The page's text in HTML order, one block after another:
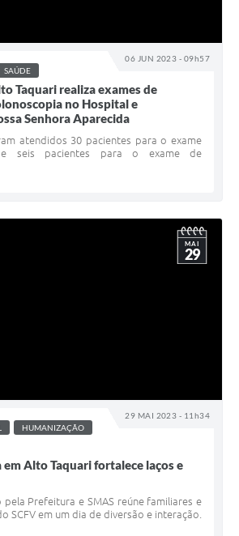
06 JUN 2023 - 09h57
SAÚDE
Taquari realiza exames de
no Hospital e
Senhora Aparecida
atendidos 30 pacientes para o exame
seis pacientes para o exame de
29 MAI 2023 - 11h34
MAI
29
HUMANIZAÇÃO
em Alto Taquari fortalece laços e
Prefeitura e SMAS reúne familiares e
SCFV em um dia de diversão e interação.